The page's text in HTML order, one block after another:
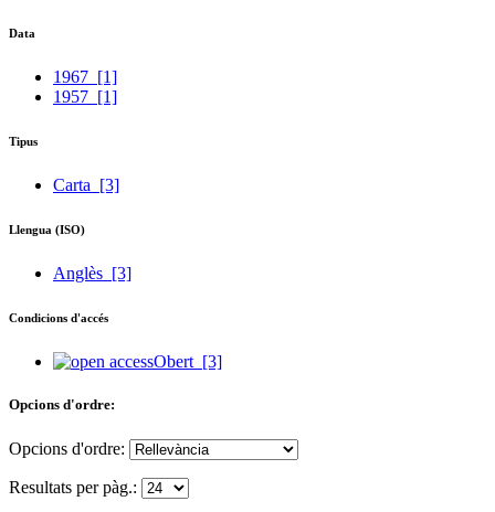
Data
1967 [1]
1957 [1]
Tipus
Carta [3]
Llengua (ISO)
Anglès [3]
Condicions d'accés
Obert [3]
Opcions d'ordre:
Opcions d'ordre:
Resultats per pàg.: